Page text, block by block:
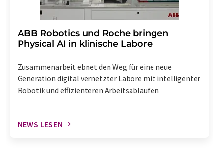
​​​​​​​ABB Robotics und Roche bringen
Physical AI in klinische Labore
Zusammenarbeit ebnet den Weg für eine neue
Generation digital vernetzter Labore mit intelligenter
Robotik und effizienteren Arbeitsabläufen
NEWS LESEN